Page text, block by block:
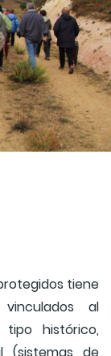
tiene
al
histórico,